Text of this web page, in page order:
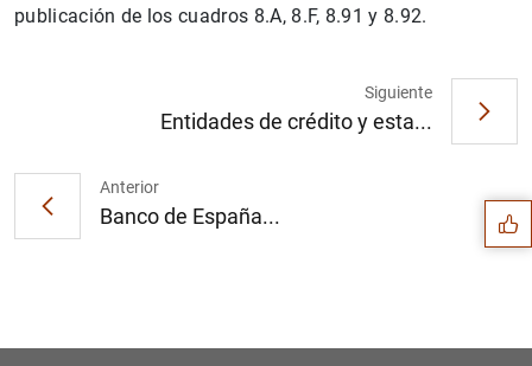
publicación de los cuadros 8.A, 8.F, 8.91 y 8.92.
Anterior
Banco de España...
Siguiente
Entidades de crédito y esta... Sugerencias